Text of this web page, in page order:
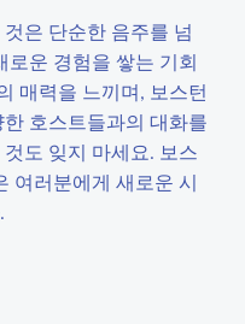
은 단순한 음주를 넘
로운 경험을 쌓는 기회
매력을 느끼며, 보스턴
호스트들과의 대화를
도 잊지 마세요. 보스
여러분에게 새로운 시